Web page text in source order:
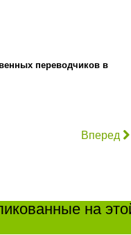
переводчиков в
Вперед
на